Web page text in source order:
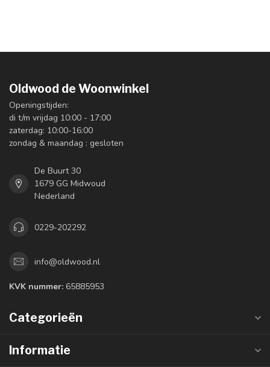
Oldwood de Woonwinkel
Openingstijden:
di t/m vrijdag 10:00 - 17:00
zaterdag: 10:00-16:00
zondag & maandag : gesloten
De Buurt 30
1679 GG Midwoud
Nederland
0229-202292
info@oldwood.nl
KVK nummer: 65885953
Categorieën
Informatie